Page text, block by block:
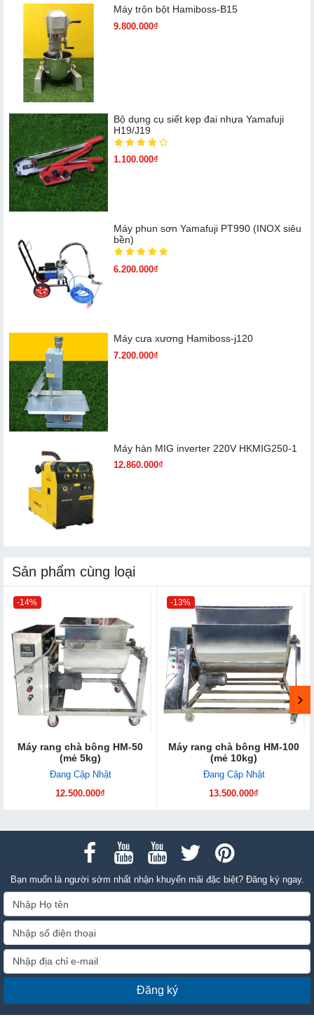
Máy trộn bột Hamiboss-B15
9.800.000₫
Bộ dụng cụ siết kẹp đai nhựa Yamafuji
H19/J19
1.100.000₫
Máy phun sơn Yamafuji PT990 (INOX siêu
bền)
6.200.000₫
Máy cưa xương Hamiboss-j120
7.200.000₫
Máy hàn MIG inverter 220V HKMIG250-1
12.860.000₫
Sản phẩm cùng loại
-14%
Máy rang chà bông HM-50
(mẻ 5kg)
Đang Cập Nhật
12.500.000₫
-13%
Máy rang chà bông HM-100
(mẻ 10kg)
Đang Cập Nhật
13.500.000₫
Bạn muốn là người sớm nhất nhận khuyến mãi đặc biệt? Đăng ký ngay.
Đăng ký